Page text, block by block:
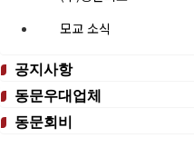
모교 소식
공지사항
동문우대업체
동문회비